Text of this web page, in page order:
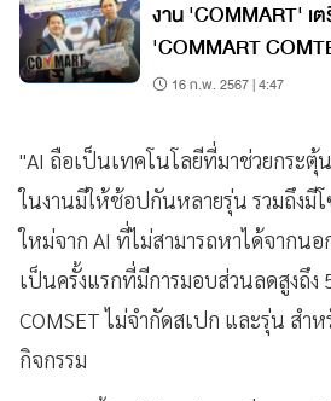
งาน 'COMMART' เ
'COMMART
16 ก.พ. 2567 | 4:47
"AI ถือเป็นเทคโนโลยีที่มาช่วยกระตุ้
ในงานมีให้ช้อปกันหลายรุ่น รวมถึงมี
ใหม่จาก AI ที่ไม่สามารถหาได้จากนอ
เป็นครั้งแรกที่มีการมอบส่วนลดสูงถึง
COMSET ไม่จำกัดสเปก และรุ่น สำ
กิจกรรม